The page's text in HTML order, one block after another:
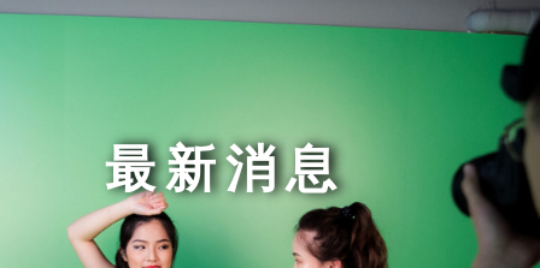
最 新 消 息